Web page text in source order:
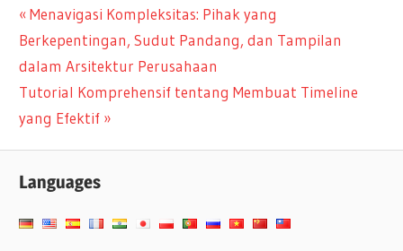
Navigasi
pos
Previous
Post:
Menavigasi Kompleksitas: Pihak yang
Berkepentingan, Sudut Pandang, dan Tampilan
dalam Arsitektur Perusahaan
Next
Post:
Tutorial Komprehensif tentang Membuat Timeline
yang Efektif
Languages